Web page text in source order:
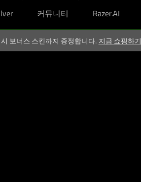
커뮤니티 Razer.AI
보너스 스킨까지 증정합니다. 지금 쇼핑하기